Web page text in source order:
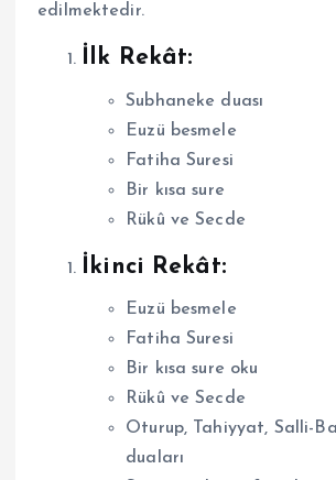
edilmektedir.
İlk Rekât:
Subhaneke duası
Euzü besmele
Fatiha Suresi
Bir kısa sure
Rükû ve Secde
İkinci Rekât:
Euzü besmele
Fatiha Suresi
Bir kısa sure oku
Rükû ve Secde
Oturup, Tahiyyat, Salli-
duaları